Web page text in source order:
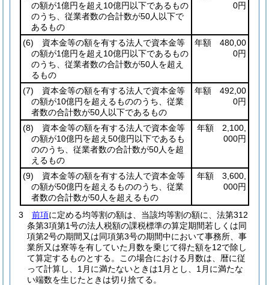
の額が1億円を超え10億円以下であるもの
のうち、従業者数の合計数が50人以下で
あるもの
0円
(6) 資本金等の額を有する法人で資本金等
の額が1億円を超え10億円以下であるもの
のうち、従業者数の合計数が50人を超え
るもの
年額 480,00
0円
(7) 資本金等の額を有する法人で資本金等
の額が10億円を超えるもののうち、従業
者数の合計数が50人以下であるもの
年額 492,00
0円
(8) 資本金等の額を有する法人で資本金等
の額が10億円を超え50億円以下であるも
ののうち、従業者数の合計数が50人を超
えるもの
年額 2,100,
000円
(9) 資本金等の額を有する法人で資本金等
の額が50億円を超えるもののうち、従業
者数の合計数が50人を超えるもの
年額 3,600,
000円
3 前項に定める均等割の額は、当該均等割の額に、法第312
条第3項第1号の法人税額の課税標準の算定期間若しくは同
項第2号の期間又は同項第3号の期間中において事務所、事
業所又は寮等を有していた月数を乗じて得た額を12で除し
て算定するものとする。
この場合における月数は、暦に従
って計算し、1月に満たないときは1月とし、1月に満たな
い端数を生じたときは切り捨てる。